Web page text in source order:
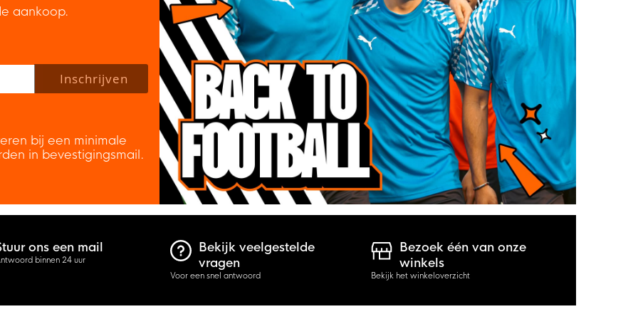
aankoop.
policy to subscribe to our newsletter.
Inschrijven
bij een minimale
in bevestigingsmail.
ons een mail
binnen 24 uur
Bekijk veelgestelde
vragen
Voor een snel antwoord
Bezoek één van onze
winkels
Bekijk het winkeloverzicht